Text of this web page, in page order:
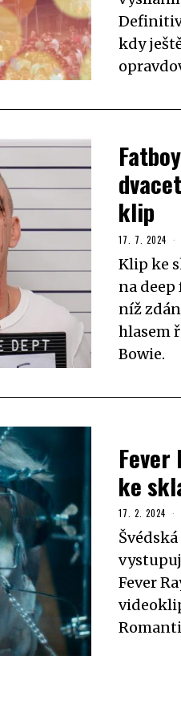
kdy
klip
17. 7. 2024
Klip ke
na
níž
hlasem
Bowie.
Fever
ke
17. 2. 2024
Fever